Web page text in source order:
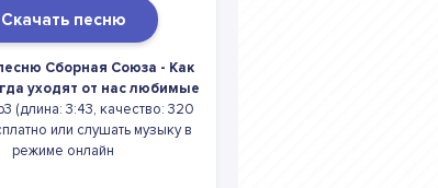
Скачать песню
Сборная Союза - Как
уходят от нас любимые
(длина: 3:43, качество: 320
или слушать музыку в
режиме онлайн